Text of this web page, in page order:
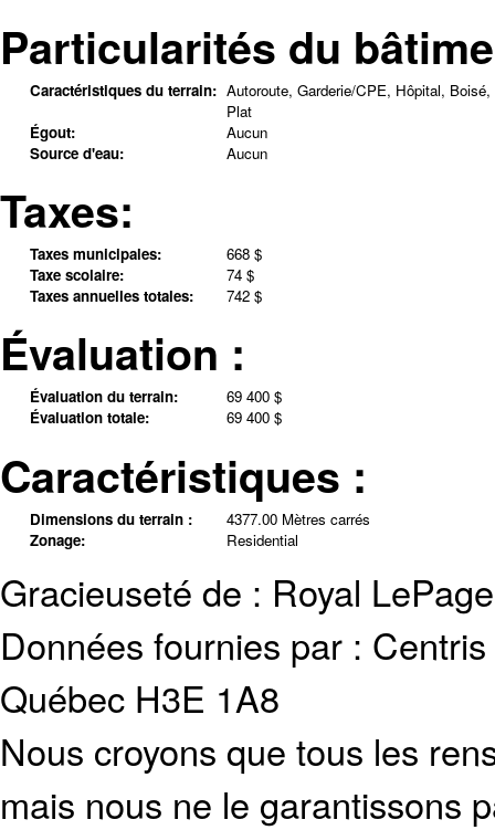
Particularités du
Caractéristiques du terrain: Autoroute, Garderie/CPE, Hôpital, Boisé,
Plat
Égout:
Aucun
Source d'eau:
Aucun
Taxes:
Taxes municipales:
668 $
Taxe scolaire:
74 $
Taxes annuelles totales:
742 $
Évaluation :
Évaluation du terrain:
69 400 $
Évaluation totale:
69 400 $
Caractéristiques :
Dimensions du terrain :
4377.00 Mètres carrés
Zonage:
Residential
Gracieuseté de : Royal
Données fournies par :
Québec H3E 1A8
Nous croyons que tous les
mais nous ne le garantissons